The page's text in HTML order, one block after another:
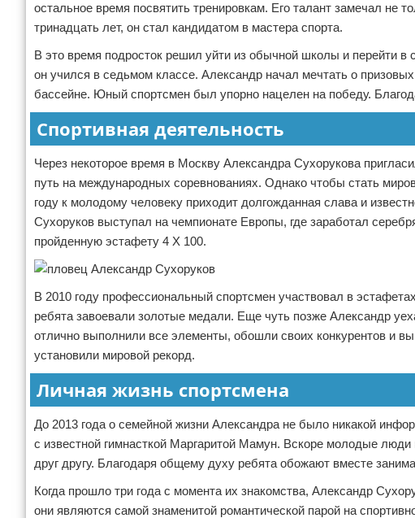
остальное время посвятить тренировкам. Его талант замечал не
тринадцать лет, он стал кандидатом в мастера спорта.
В это время подросток решил уйти из обычной школы и перейти в
он учился в седьмом классе. Александр начал мечтать о
бассейне. Юный спортсмен был упорно нацелен на победу.
Спортивная деятельность
Через некоторое время в Москву Александра Сухорукова
путь на международных соревнованиях. Однако чтобы стать
году к молодому человеку приходит долгожданная слава и
Сухоруков выступал на чемпионате Европы, где заработал
пройденную эстафету 4 Х 100.
В 2010 году профессиональный спортсмен участвовал в
ребята завоевали золотые медали. Еще чуть позже Александр
отлично выполнили все элементы, обошли своих конкурентов и
установили мировой рекорд.
Личная жизнь спортсмена
До 2013 года о семейной жизни Александра не было никакой
с известной гимнасткой Маргаритой Мамун. Вскоре молодые
друг другу. Благодаря общему духу ребята обожают вместе
Когда прошло три года с момента их знакомства, Александр
они являются самой знаменитой романтической парой на